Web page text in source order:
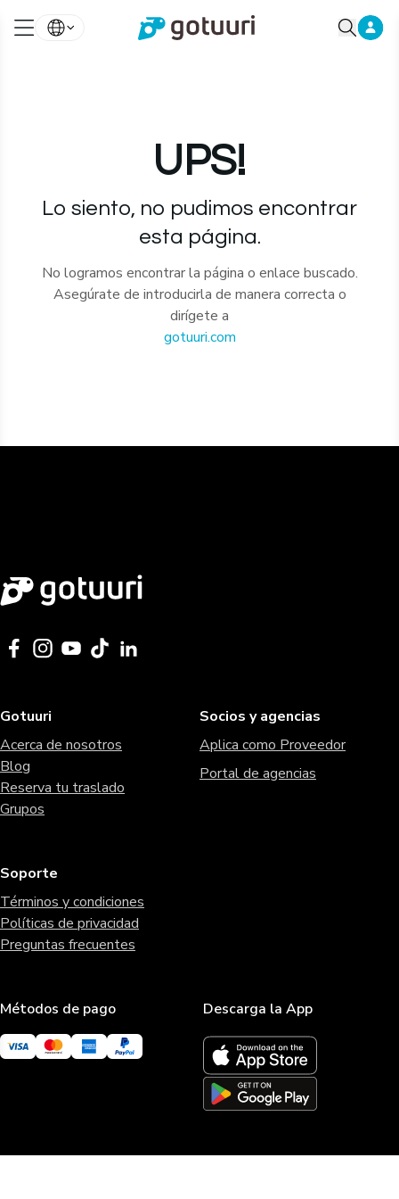
UPS!
Lo siento, no pudimos encontrar
esta página.
No logramos encontrar la página o enlace buscado.
Asegúrate de introducirla de manera correcta o
dirígete a
gotuuri.com
Gotuuri
Acerca de nosotros
Blog
Reserva tu traslado
Grupos
Socios y agencias
Aplica como Proveedor
Portal de agencias
Soporte
Términos y condiciones
Políticas de privacidad
Preguntas frecuentes
Métodos de pago Descarga la App